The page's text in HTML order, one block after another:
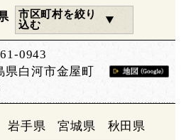
市区町村を絞り
込む
0943
県白河市金屋町
岩手県 宮城県 秋田県